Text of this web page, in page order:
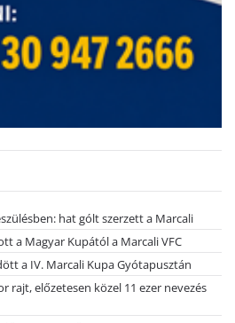
hat gólt szerzett a Marcali
a Magyar Kupától a Marcali VFC
a IV. Marcali Kupa Gyótapusztán
rajt, előzetesen közel 11 ezer nevezés